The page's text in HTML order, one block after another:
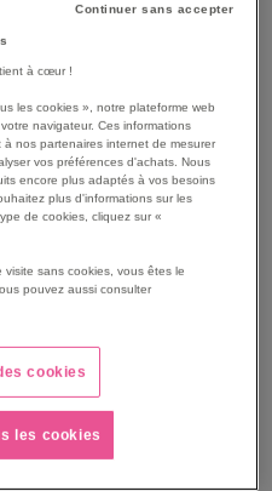
serrure à clé triangle.
60 L (non fournis).
1 mm pour
clé triangle.
(tiges d'ancrage
Continuer sans accepter
à cœur !
les cookies », notre plateforme web
navigateur. Ces informations
nos partenaires internet de mesurer
vos préférences d'achats. Nous
encore plus adaptés à vos besoins
plus d'informations sur les
de cookies, cliquez sur «
sans cookies, vous êtes le
pouvez aussi consulter
cookies
les cookies